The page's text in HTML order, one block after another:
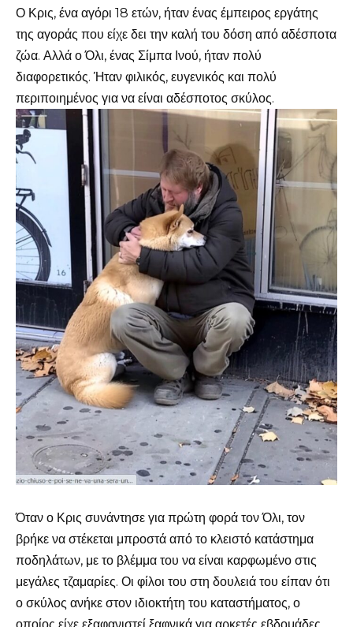
Ο Κρις, ένα αγόρι 18 ετών, ήταν ένας έμπειρος εργάτης
της αγοράς που είχε δει την καλή του δόση από αδέσποτα
ζώα. Αλλά ο Όλι, ένας Σίμπα Ινού, ήταν πολύ
διαφορετικός. Ήταν φιλικός, ευγενικός και πολύ
περιποιημένος για να είναι αδέσποτος σκύλος.
Όταν ο Κρις συνάντησε για πρώτη φορά τον Όλι, τον
βρήκε να στέκεται μπροστά από το κλειστό κατάστημα
ποδηλάτων, με το βλέμμα του να είναι καρφωμένο στις
μεγάλες τζαμαρίες. Οι φίλοι του στη δουλειά του είπαν ότι
ο σκύλος ανήκε στον ιδιοκτήτη του καταστήματος, ο
οποίος είχε εξαφανιστεί ξαφνικά για αρκετές εβδομάδες.